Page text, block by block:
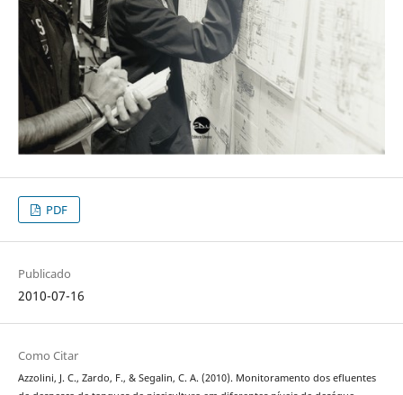
PDF
Publicado
2010-07-16
Como Citar
Azzolini, J. C., Zardo, F., & Segalin, C. A. (2010). Monitoramento dos efluentes